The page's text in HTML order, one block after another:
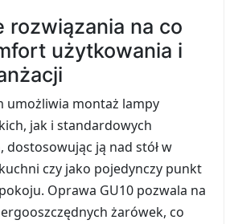
rozwiązania na co
użytkowania i
umożliwia montaż lampy
jak i standardowych
dostosowując ją nad stół w
czy jako pojedynczy punkt
Oprawa GU10 pozwala na
żarówek, co